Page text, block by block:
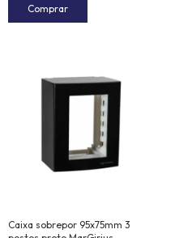
Comprar
Caixa sobrepor 95x75mm 3